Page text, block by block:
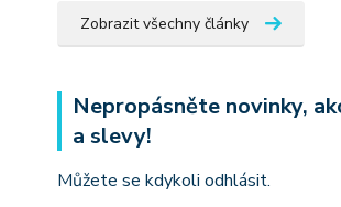
Zobrazit všechny články
Nepropásněte novinky,
a slevy!
Můžete se kdykoli odhlásit.